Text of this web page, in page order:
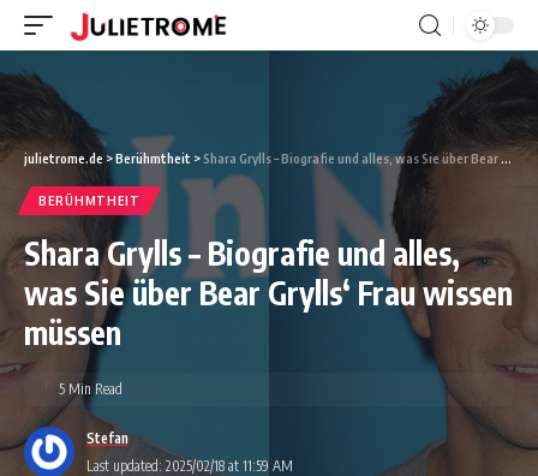
julietrome.de >Berühmtheit >Shara Grylls – Biografie und alles, was Sie über Bear Grylls‘ Frau wissen müssen
BERÜHMTHEIT
Shara Grylls – Biografie und alles,
was Sie über Bear Grylls‘ Frau wissen
müssen
Last updated: 2025/02/18 at 11:59 AM
Stefan
5 Min Read